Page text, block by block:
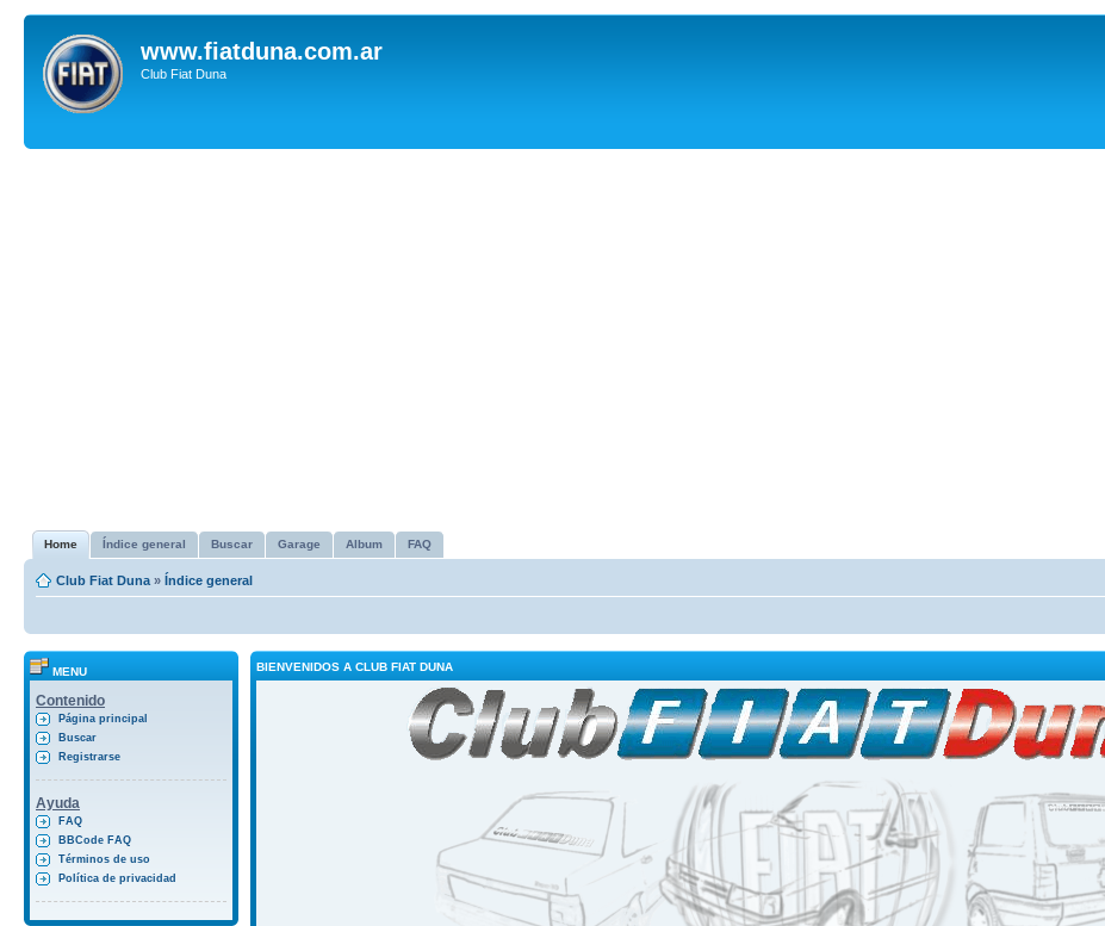
www.fiatduna.com.ar
Club Fiat Duna
Home Índice general Buscar Garage Album FAQ
Club Fiat Duna » Índice general
MENU
Contenido
Página principal
Buscar
Registrarse
Ayuda
FAQ
BBCode FAQ
Términos de uso
Política de privacidad
BIENVENIDOS A CLUB FIAT DUNA